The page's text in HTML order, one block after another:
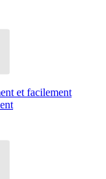
et facilement